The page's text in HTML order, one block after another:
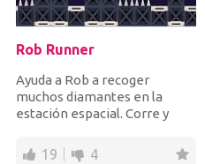
Rob Runner
Ayuda a Rob a recoger
muchos diamantes en la
estación espacial. Corre y
19 4